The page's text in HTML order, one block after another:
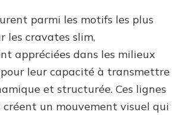
parmi les motifs les plus
les cravates slim,
appréciées dans les milieux
pour leur capacité à transmettre
et structurée. Ces lignes
un mouvement visuel qui